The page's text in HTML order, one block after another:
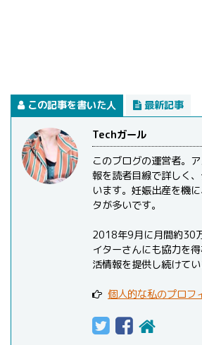
この記事を書いた人 最新記事
Techガール
このブログの運営者。
報を読者目線で詳しく
います。妊娠出産を機
タが多いです。
2018年9月に月間約30
イターさんにも協力を
活情報を提供し続けて
個人的な私のプロフ